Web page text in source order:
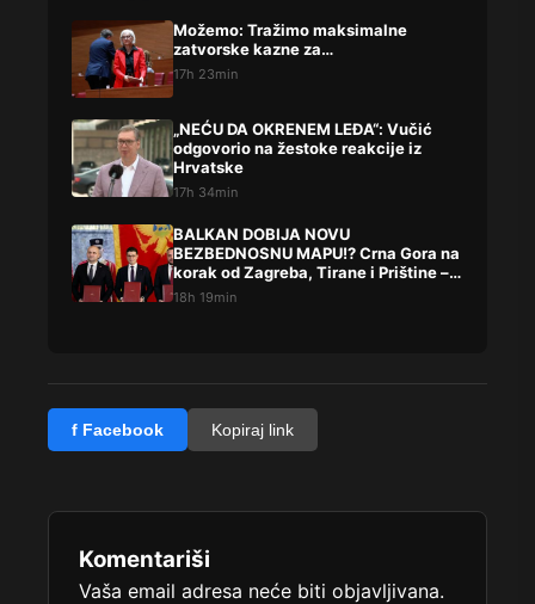
Možemo: Tražimo maksimalne
zatvorske kazne za…
17h 23min
„NEĆU DA OKRENEM LEĐA“: Vučić
odgovorio na žestoke reakcije iz
Hrvatske
17h 34min
BALKAN DOBIJA NOVU
BEZBEDNOSNU MAPU!? Crna Gora na
korak od Zagreba, Tirane i Prištine –
detalji koji su podigli prašinu
18h 19min
f Facebook Kopiraj link
Komentariši
Vaša email adresa neće biti objavljivana.